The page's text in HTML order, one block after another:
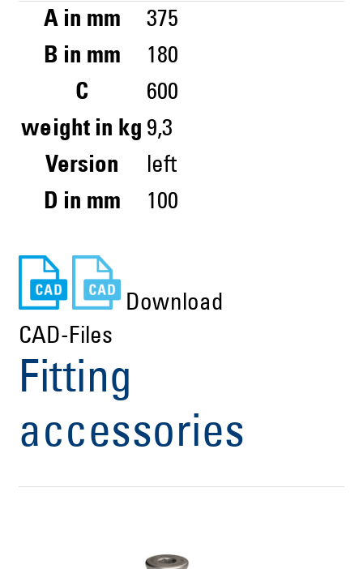
A in mm
375
B in mm
180
C
600
weight in kg 9,3
Version
left
D in mm
100
Download
CAD-Files
Fitting
accessories